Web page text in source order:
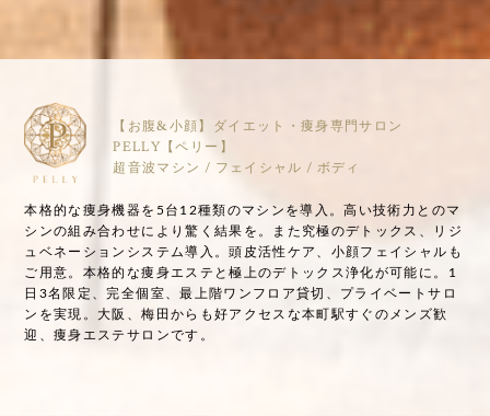
【お腹&小顔】ダイエット・痩身専門サロン
PELLY【ペリー】
超音波マシン / フェイシャル / ボディ
本格的な痩身機器を5台12種類のマシンを導入。高い技術力とのマ
シンの組み合わせにより驚く結果を。また究極のデトックス、リジ
ュベネーションシステム導入。頭皮活性ケア、小顔フェイシャルも
ご用意。本格的な痩身エステと極上のデトックス浄化が可能に。1
日3名限定、完全個室、最上階ワンフロア貸切、プライベートサロ
ンを実現。大阪、梅田からも好アクセスな本町駅すぐのメンズ歓
迎、痩身エステサロンです。